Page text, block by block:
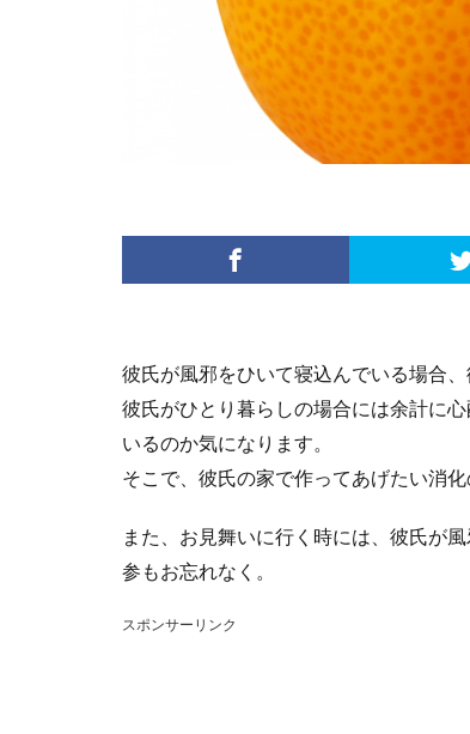
彼氏が風邪をひいて寝込んでいる場合
彼氏がひとり暮らしの場合には余計に
いるのか気になります。
そこで、彼氏の家で作ってあげたい消
また、お見舞いに行く時には、彼氏が
参もお忘れなく。
スポンサーリンク